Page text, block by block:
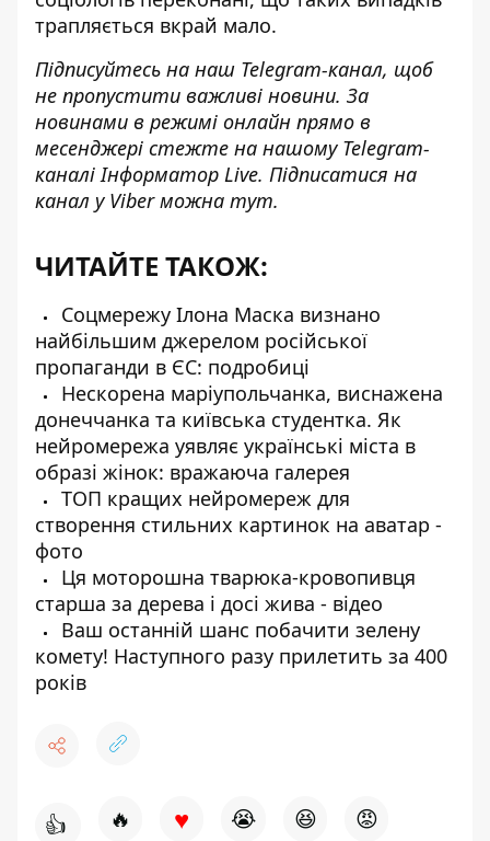
трапляється вкрай мало.
Підписуйтесь на наш Telegram-канал, щоб
не пропустити важливі новини. За
новинами в режимі онлайн прямо в
месенджері стежте на нашому Telegram-
каналіІнформатор Live. Підписатися на
канал у Viber можна тут.
ЧИТАЙТЕ ТАКОЖ:
Соцмережу Ілона Маска визнано
найбільшим джерелом російської
пропаганди в ЄС: подробиці
Нескорена маріупольчанка, виснажена
донеччанка та київська студентка. Як
нейромережа уявляє українські міста в
образі жінок: вражаюча галерея
ТОП кращих нейромереж для
створення стильних картинок на аватар -
фото
Ця моторошна тварюка-кровопивця
старша за дерева і досі жива - відео
Ваш останній шанс побачити зелену
комету! Наступного разу прилетить за 400
років
👍 🔥 ♥ 😭 😆 😡